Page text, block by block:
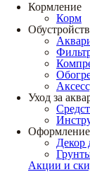
Кормление
Корм
Уход за
Оформление
Декор
Акции и